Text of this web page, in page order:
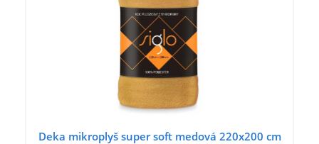
Deka mikroplyš super soft medová 220x200 cm